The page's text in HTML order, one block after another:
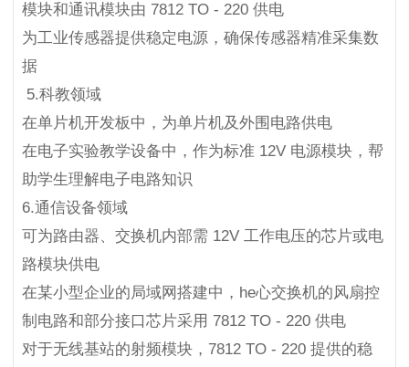
模块和通讯模块由 7812 TO - 220 供电
为工业传感器提供稳定电源，确保传感器精准采集数
据
5.科教领域
在单片机开发板中，为单片机及外围电路供电
在电子实验教学设备中，作为标准 12V 电源模块，帮
助学生理解电子电路知识
6.通信设备领域
可为路由器、交换机内部需 12V 工作电压的芯片或电
路模块供电
在某小型企业的局域网搭建中，he心交换机的风扇控
制电路和部分接口芯片采用 7812 TO - 220 供电
对于无线基站的射频模块，7812 TO - 220 提供的稳